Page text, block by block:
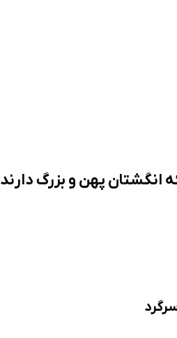
انگشتان پهن و بزرگ دارند